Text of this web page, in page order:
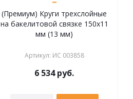
(Премиум) Круги трехслойные
на бакелитовой связке 150х11
мм (13 мм)
Артикул: ИС 003858
6 534руб.